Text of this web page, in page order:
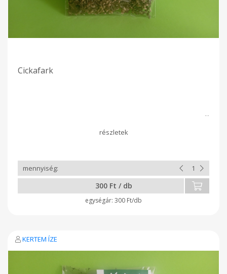
Cickafark
300 Ft / db
300 Ft/db
KERTEM ÍZE